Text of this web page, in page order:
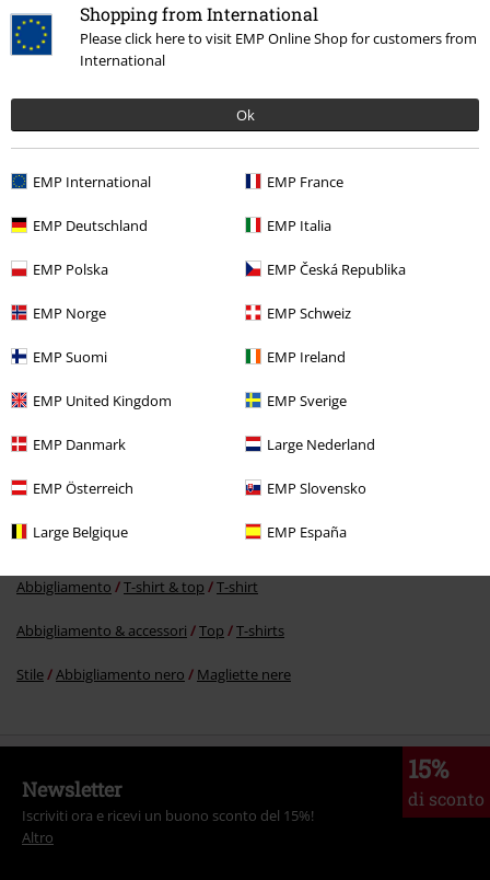
Shopping from International
Please click here to visit EMP Online Shop for customers from
International
Ok
EMP International EMP France
EMP Deutschland EMP Italia
EMP Polska EMP Česká Republika
EMP Norge EMP Schweiz
EMP Suomi EMP Ireland
EMP United Kingdom EMP Sverige
EMP Danmark Large Nederland
EMP Österreich EMP Slovensko
Large Belgique EMP España
19,99 €
Altre Categorie. Altre Scelte.
Serie TV & Film Serie TV
Serie TV & Film Gas Monkey Garage
T-shirt & top
T-shirt
Abbigliamento T-shirt & top T-shirt
Abbigliamento & accessori Top T-shirts
Stile Abbigliamento nero Magliette nere
15%
di sconto
Newsletter
Iscriviti ora e ricevi un buono sconto del 15%!
Altro